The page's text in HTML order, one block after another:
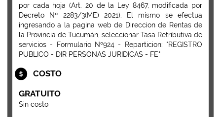
por cada hoja (Art. 20 de la Ley 8467, modificada por
Decreto Nº 2283/3(ME) 2021). El mismo se efectua
ingresando a la pagina web de Direccion de Rentas de
la Provincia de Tucumán, seleccionar Tasa Retributiva de
servicios -
Formulario Nº924 - Reparticion: "REGISTRO
PUBLICO - DIR PERSONAS JURIDICAS - FE"
COSTO
GRATUITO
Sin costo